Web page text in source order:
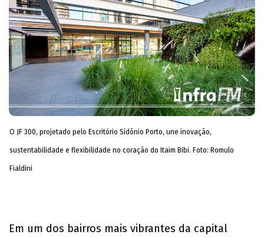
O JF 300, projetado pelo Escritório Sidônio Porto, une inovação,
sustentabilidade e flexibilidade no coração do Itaim Bibi. Foto: Romulo
Fialdini
Em um dos bairros mais vibrantes da capital